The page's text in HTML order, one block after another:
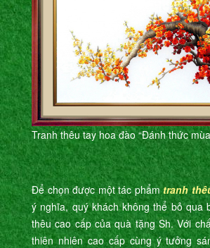
Tranh thêu tay hoa đào “Đánh thức
Để chọn được một tác phẩmtranh
ý nghĩa, quý khách không thể bỏ qua
thêu cao cấp của quà tặng Sh. Với
thiên nhiên cao cấp cùng ý tưởng